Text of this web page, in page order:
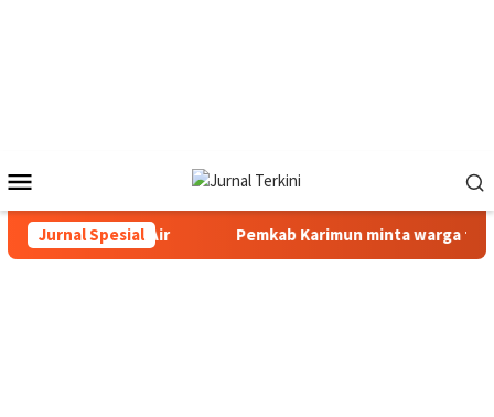
Mobile
Jurnal Spesial
Tampung Air Pemkab Karimun minta warga tidak